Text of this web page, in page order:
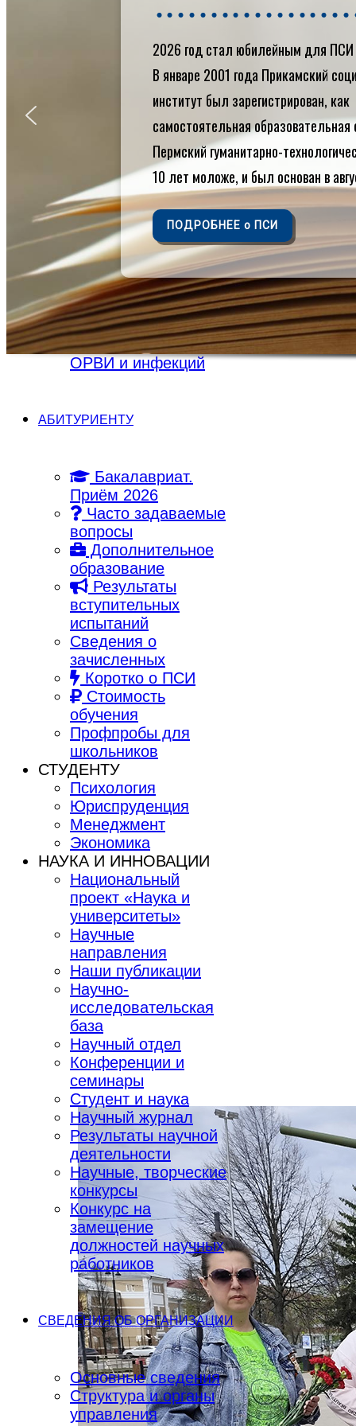
Библиотека
Электронная
Электронная
образовательная
Внутренняя
система оценки
качества
образования
Противодействие
коррупции
Международное
сотрудничество
Награды и
достижения
Профилактика
ОРВИ и инфекций
АБИТУРИЕНТУ
Бакалавриат.
Приём 2026
Часто задаваемые
вопросы
Дополнительное
образование
Результаты
вступительных
испытаний
Сведения о
зачисленных
Коротко о ПСИ
Стоимость
обучения
Профпробы для
школьников
СТУДЕНТУ
Психология
Юриспруденция
Менеджмент
Экономика
НАУКА И ИННОВАЦИИ
Национальный
проект «Наука и
университеты»
Научные
направления
Наши публикации
Научно-
исследовательская
база
Научный отдел
Конференции и
семинары
Студент и наука
Научный журнал
Результаты научной
деятельности
Научные, творческие
конкурсы
Конкурс на
замещение
должностей научных
работников
СВЕДЕНИЯ ОБ ОРГАНИЗАЦИИ
Основные сведения
Структура и органы
управления
2026 год стал юбилейным для ПСИ
В январе 2001 года Прикамский
институт был зарегистрирован, как
самостоятельная образовательная
Пермский гуманитарно-
10 лет моложе, и был основан в
ПОДРОБНЕЕ о ПСИ